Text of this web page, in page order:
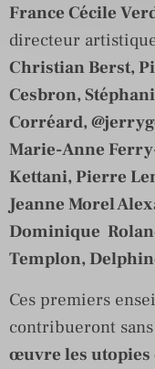
France Cécile
directeur
Christian Berst,
Cesbron,
Corréard,
Marie-Anne
Kettani, Pierre
Jeanne Morel
Dominique
Templon,
Ces premiers
contribueront
œuvre les utopies